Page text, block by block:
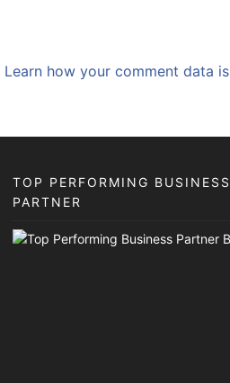
Learn how your comment data is
TOP PERFORMING BUSINESS
PARTNER